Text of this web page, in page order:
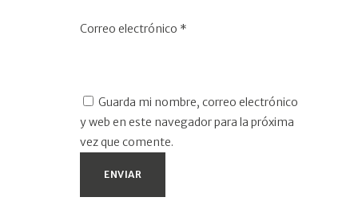
Correo electrónico *
Guarda mi nombre, correo electrónico
y web en este navegador para la próxima
vez que comente.